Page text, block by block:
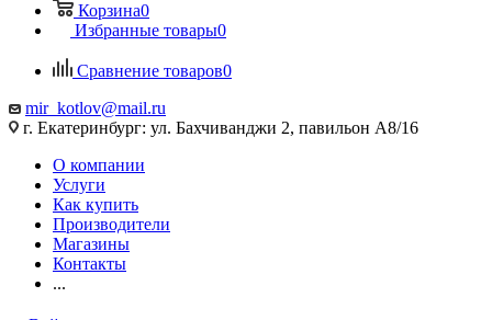
Корзина0
Избранные товары0
Сравнение товаров0
mir_kotlov@mail.ru
г. Екатеринбург: ул. Бахчиванджи 2, павильон А8/16
О компании
Услуги
Как купить
Производители
Магазины
Контакты
...